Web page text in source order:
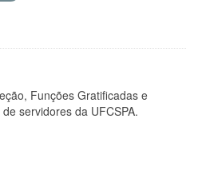
Funções Gratificadas e
servidores da UFCSPA.